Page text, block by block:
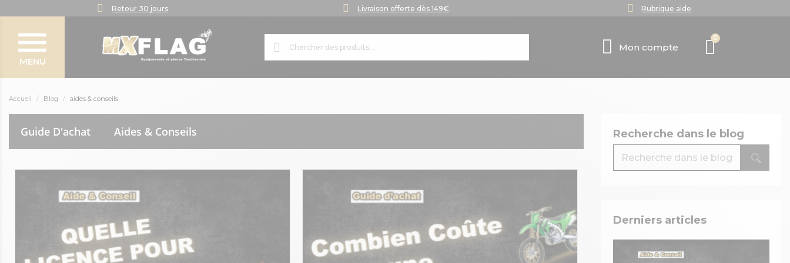
Retour 30 jours Livraison offerte dès 149€ Rubrique aide
MENU
Mon compte
Accueil Blog aides & conseils
Guide D'achat Aides & Conseils Recherche dans le blog
Derniers articles